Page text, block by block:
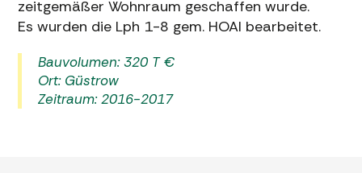
zeitgemäßer Wohnraum geschaffen wurde.
Es wurden die Lph 1-8 gem. HOAI bearbeitet.
Bauvolumen: 320 T €
Ort: Güstrow
Zeitraum: 2016-2017